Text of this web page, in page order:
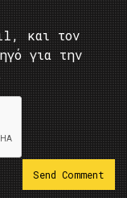
και τον
για την